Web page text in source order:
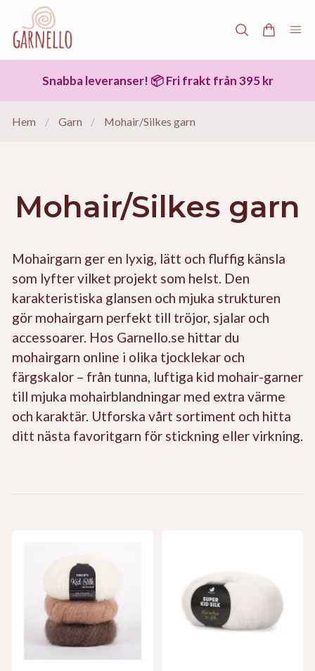
Snabba leveranser! 📦 Fri frakt från 395 kr
Hem / Garn / Mohair/Silkes garn
Mohair/Silkes garn
Mohairgarn ger en lyxig, lätt och fluffig känsla
som lyfter vilket projekt som helst. Den
karakteristiska glansen och mjuka strukturen
gör mohairgarn perfekt till tröjor, sjalar och
accessoarer. Hos Garnello.se hittar du
mohairgarn online i olika tjocklekar och
färgskalor – från tunna, luftiga kid mohair-garner
till mjuka mohairblandningar med extra värme
och karaktär. Utforska vårt sortiment och hitta
ditt nästa favoritgarn för stickning eller virkning.